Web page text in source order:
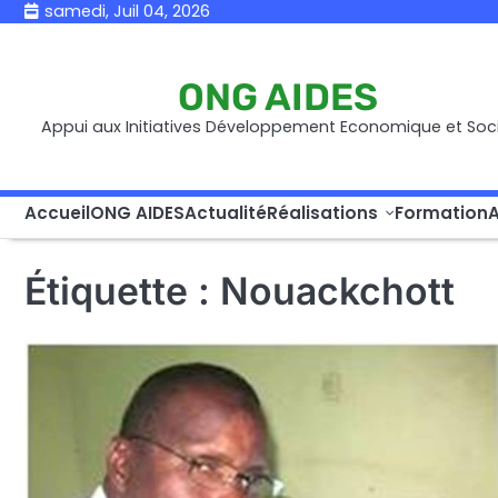
Skip samedi, Juil 04, 2026
ONG AIDES
Appui aux Initiatives Développement Economique et
AccueilONG AIDESActualitéRéalisations Formation
Étiquette : Nouackchott